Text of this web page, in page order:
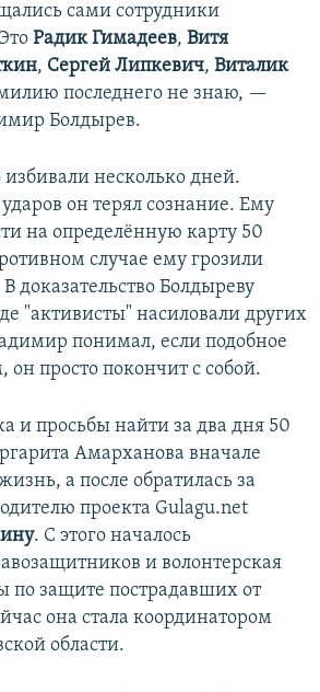
сами сотрудники
Радик Гимадеев, Витя
, Сергей Липкевич, Виталик
последнего не знаю, —
Болдырев.
избивали несколько дней.
он терял сознание. Ему
на определённую карту 50
случае ему грозили
доказательство Болдыреву
"активисты" насиловали других
понимал, если подобное
он просто покончит с собой.
и просьбы найти за два дня 50
Амарханова вначале
а после обратилась за
проекта Gulagu.net
. С этого началось
и волонтерская
по защите пострадавших от
она стала координатором
области.